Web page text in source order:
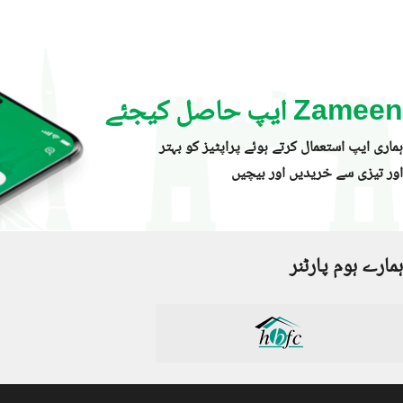
Zameen ایپ حاصل کیجئے
ہماری ایپ استعمال کرتے ہوئے پراپٹیز کو بہتر
اور تیزی سے خریدیں اور بیچیں
ہمارے ہوم پارٹنر